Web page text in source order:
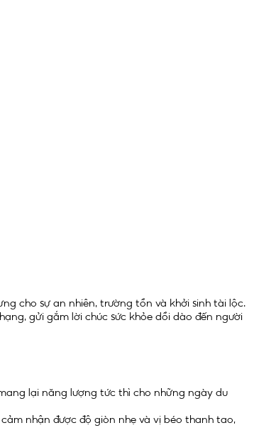
cho sự an nhiên, trường tồn và khởi sinh tài lộc.
gửi gắm lời chúc sức khỏe dồi dào đến người
lại năng lượng tức thì cho những ngày du
nhận được độ giòn nhẹ và vị béo thanh tao,